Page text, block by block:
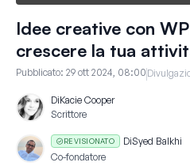
Idee creative con
crescere la tua
Pubblicato: 29 ott 2024, 08:00
DiKacie Cooper
Scrittore
REVISIONATO DiSyed Balkhi
Co-fondatore